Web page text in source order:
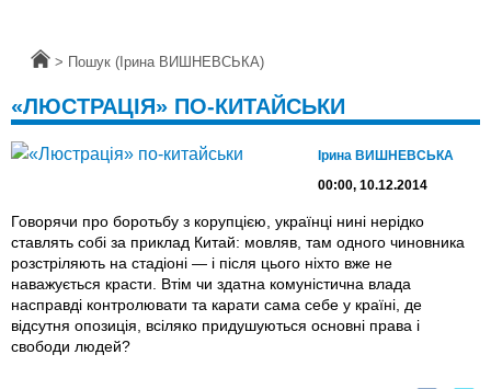
Головна
> Пошук (Ірина ВИШНЕВСЬКА)
«ЛЮСТРАЦІЯ» ПО-КИТАЙСЬКИ
Ірина ВИШНЕВСЬКА
00:00, 10.12.2014
Говорячи про боротьбу з корупцією, українці нині нерідко
ставлять собі за приклад Китай: мовляв, там одного чиновника
розстріляють на стадіоні — і після цього ніхто вже не
наважується красти. Втім чи здатна комуністична влада
насправді контролювати та карати сама себе у країні, де
відсутня опозиція, всіляко придушуються основні права і
свободи людей?